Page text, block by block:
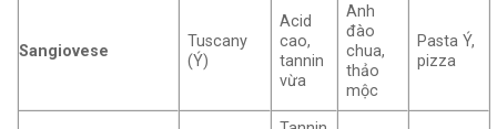
Sangiovese
Tuscany
(Ý)
Acid
cao,
tannin
vừa
Anh
đào
chua,
thảo
mộc
Pasta Ý,
pizza